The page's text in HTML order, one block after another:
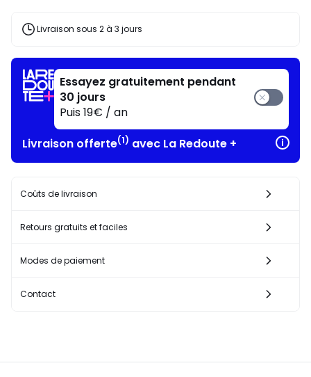
articles
profite
!
Livraison sous 2 à 3 jours
Essayez gratuitement pendant
30 jours
Puis 19€ / an
Livraison offerte(1) avec La Redoute +
Coûts de livraison
Retours gratuits et faciles
Modes de paiement
Contact